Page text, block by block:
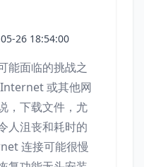
26 18:54:00
能面临的挑战之
或其他网
，下载文件，尤
人沮丧和耗时的
连接可能很慢